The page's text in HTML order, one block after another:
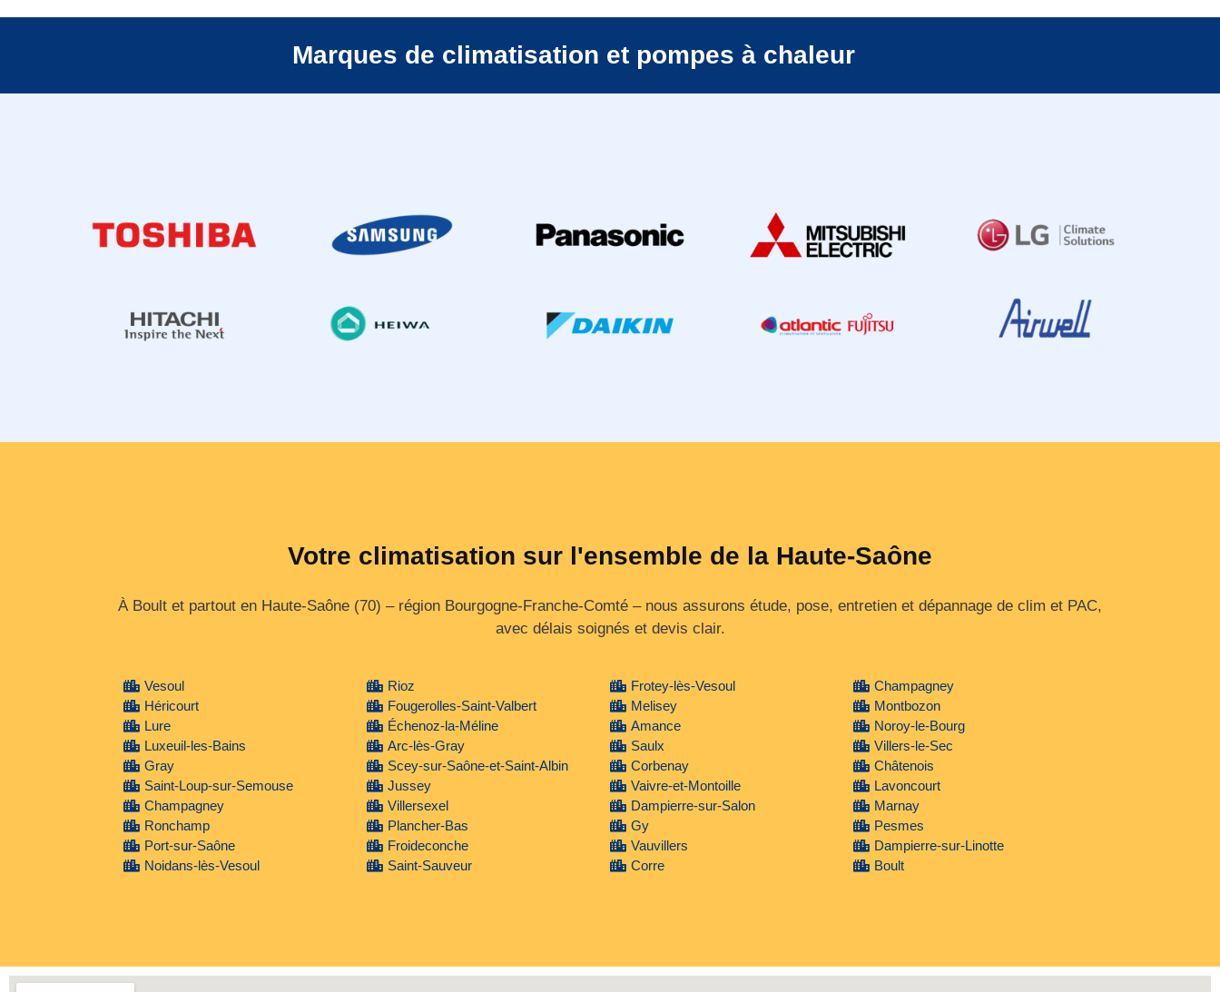
Marques de climatisation et pompes à chaleur
Votre climatisation sur l'ensemble de la Haute-Saône
À Boult et partout en Haute‑Saône (70) – région Bourgogne‑Franche‑Comté – nous assurons étude, pose, entretien et dépannage de clim et PAC,
avec délais soignés et devis clair.
Vesoul
Héricourt
Lure
Luxeuil-les-Bains
Gray
Saint-Loup-sur-Semouse
Champagney
Ronchamp
Port-sur-Saône
Noidans-lès-Vesoul
Rioz
Fougerolles-Saint-Valbert
Échenoz-la-Méline
Arc-lès-Gray
Scey-sur-Saône-et-Saint-Albin
Jussey
Villersexel
Plancher-Bas
Froideconche
Saint-Sauveur
Frotey-lès-Vesoul
Melisey
Amance
Saulx
Corbenay
Vaivre-et-Montoille
Dampierre-sur-Salon
Gy
Vauvillers
Corre
Champagney
Montbozon
Noroy-le-Bourg
Villers-le-Sec
Châtenois
Lavoncourt
Marnay
Pesmes
Dampierre-sur-Linotte
Boult